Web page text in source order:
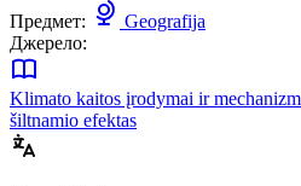
Предмет:
Geografija
Джерело:
Klimato kaitos įrodymai ir
šiltnamio efektas